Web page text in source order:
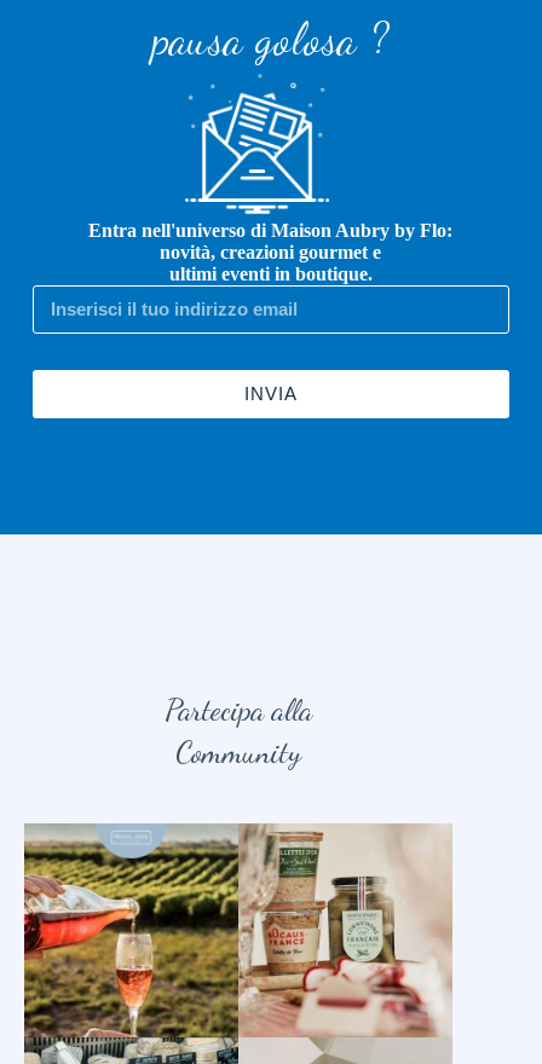
pausa golosa ?
Entra nell'universo di Maison Aubry by Flo:
novità, creazioni gourmet e
ultimi eventi in boutique.
INVIA
Partecipa alla
Community